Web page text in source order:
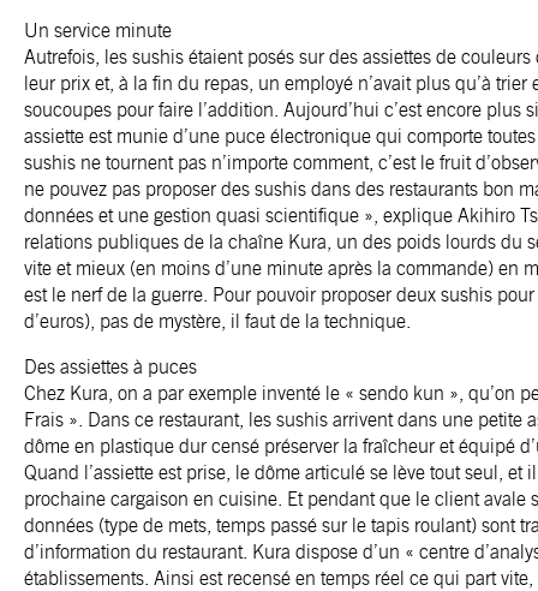
Un service minute
Autrefois, les sushis étaient posés sur des assiettes de
leur prix et, à la fin du repas, un employé n’avait plus qu’à trier
soucoupes pour faire l’addition. Aujourd’hui c’est encore plus
assiette est munie d’une puce électronique qui comporte
sushis ne tournent pas n’importe comment, c’est le fruit
ne pouvez pas proposer des sushis dans des restaurants bon
données et une gestion quasi scientifique », explique Akihiro
relations publiques de la chaîne Kura, un des poids lourds du
vite et mieux (en moins d’une minute après la commande) en
est le nerf de la guerre. Pour pouvoir proposer deux sushis
d’euros), pas de mystère, il faut de la technique.
Des assiettes à puces
Chez Kura, on a par exemple inventé le « sendo kun », qu’on
Frais ». Dans ce restaurant, les sushis arrivent dans une petite
dôme en plastique dur censé préserver la fraîcheur et équipé
Quand l’assiette est prise, le dôme articulé se lève tout seul, et
prochaine cargaison en cuisine. Et pendant que le client avale
données (type de mets, temps passé sur le tapis roulant) sont
d’information du restaurant. Kura dispose d’un « centre
établissements. Ainsi est recensé en temps réel ce qui part